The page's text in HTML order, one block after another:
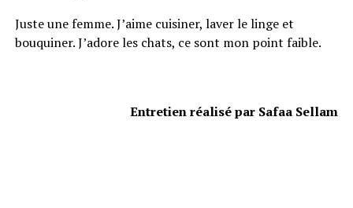
Juste une femme. J’aime cuisiner, laver le linge et
bouquiner. J’adore les chats, ce sont mon point faible.
Entretien réalisé par Safaa Sellam